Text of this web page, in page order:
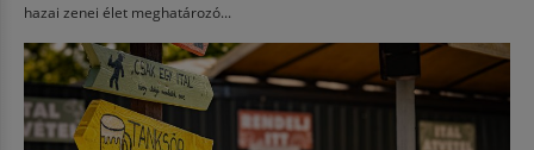
hazai zenei élet meghatározó...